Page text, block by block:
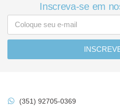
Inscreva-se em
(351) 92705-0369